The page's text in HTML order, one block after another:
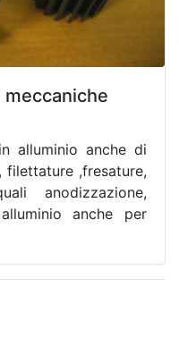
meccaniche
alluminio anche di
filettature ,fresature,
anodizzazione,
anche per